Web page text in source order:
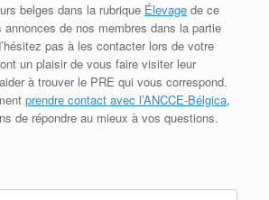
belges dans la rubrique Élevage de ce
de nos membres dans la partie
pas à les contacter lors de votre
un plaisir de vous faire visiter leur
à trouver le PRE qui vous correspond.
prendre contact avec l’ANCCE-Bélgica,
de répondre au mieux à vos questions.